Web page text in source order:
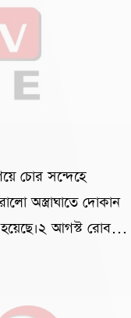
চোর সন্দেহে
অস্ত্রাঘাতে দোকান
আগস্ট রোববার
চুরির উদ্দেশ্যে